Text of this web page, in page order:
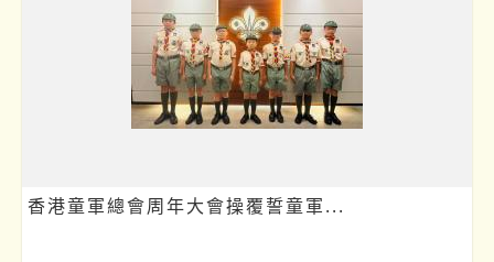
香港童軍總會周年大會操覆誓童軍...